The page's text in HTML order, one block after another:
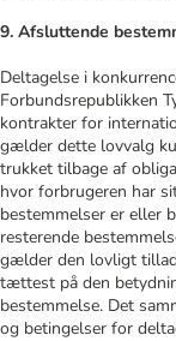
9. Afsluttende
Deltagelse i
Forbundsrepublikken
kontrakter for
gælder dette lovvalg
trukket tilbage af
hvor forbrugeren har
bestemmelser er eller
resterende
gælder den lovligt
tættest på den
bestemmelse. Det
og betingelser for